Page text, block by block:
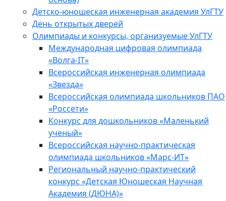
Детско-юношеская инженерная академия УлГТУ
День открытых дверей
Олимпиады и конкурсы, организуемые УлГТУ
Международная цифровая олимпиада
«Волга-IT»
Всероссийская инженерная олимпиада
«Звезда»
Всероссийская олимпиада школьников ПАО
«Россети»
Конкурс для дошкольников «Маленький
ученый»
Всероссийская научно-практическая
олимпиада школьников «Марс-ИТ»
Региональный научно-практический
конкурс «Детская Юношеская Научная
Академия (ДЮНА)»